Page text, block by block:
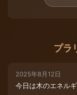
プラ
2025年8月12日
今日は木のエネル